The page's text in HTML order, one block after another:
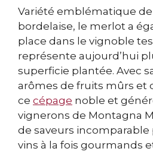
Variété emblématique
bordelaise, le merlot a
place dans le vignoble
représente aujourd’hui
superficie plantée. Avec
arômes de fruits mûrs et
ce cépage noble et
vignerons de Montagna
de saveurs
vins à la fois gourmands